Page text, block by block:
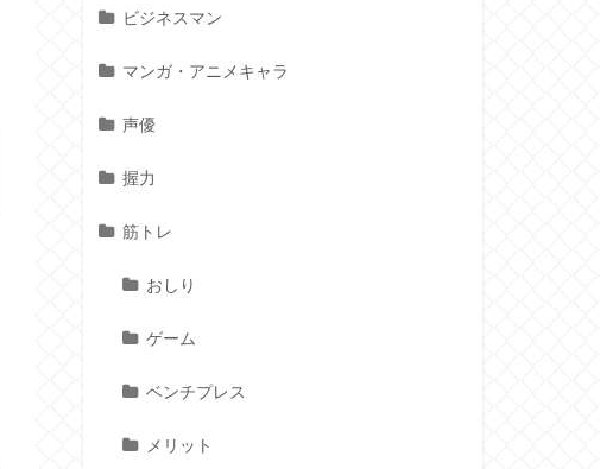
ビジネスマン
マンガ・アニメキャラ
声優
握力
筋トレ
おしり
ゲーム
ベンチプレス
メリット